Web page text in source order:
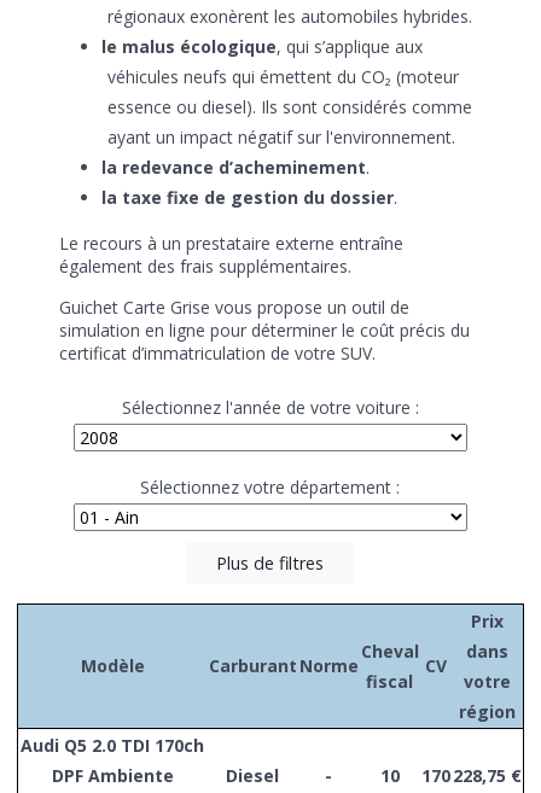
régionaux exonèrent les automobiles hybrides.
le malus écologique, qui s’applique aux
véhicules neufs qui émettent du CO₂ (moteur
essence ou diesel). Ils sont considérés comme
ayant un impact négatif sur l'environnement.
la redevance d’acheminement.
la taxe fixe de gestion du dossier.
Le recours à un prestataire externe entraîne
également des frais supplémentaires.
Guichet Carte Grise vous propose un outil de
simulation en ligne pour déterminer le coût précis du
certificat d’immatriculation de votre SUV.
Sélectionnez l'année de votre voiture :
Sélectionnez votre département :
Plus de filtres
Modèle Carburant Norme
Cheval
fiscal
CV
Prix
dans
votre
région
Audi Q5 2.0 TDI 170ch
DPF Ambiente
Diesel - 10 170228,75 €